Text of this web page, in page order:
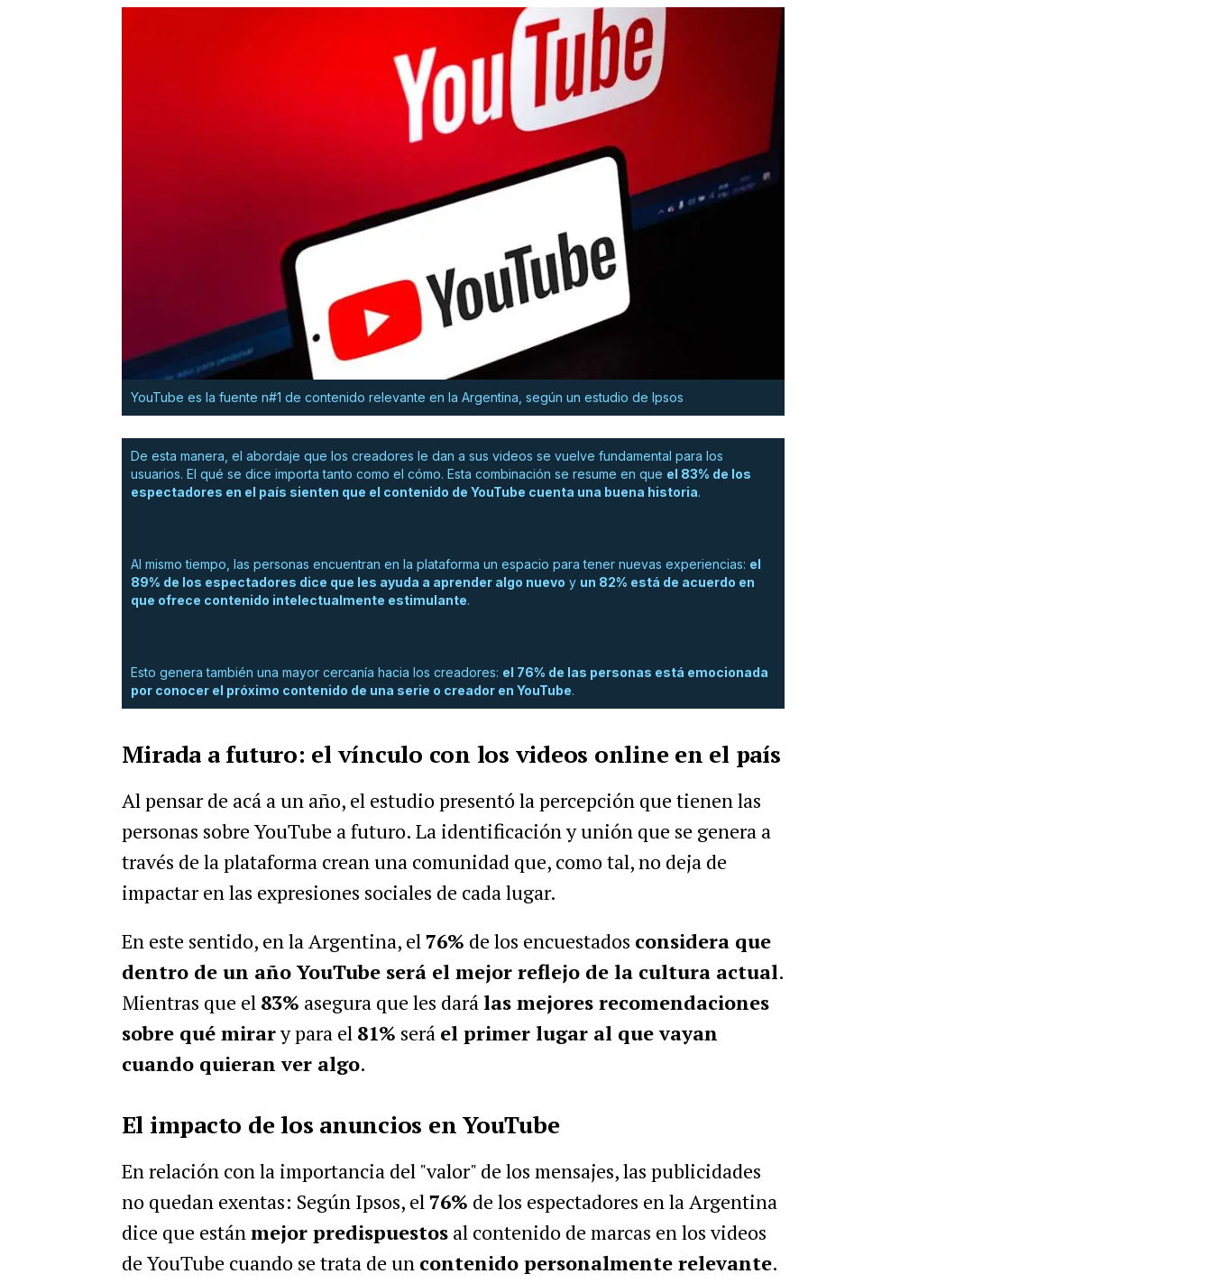
YouTube es la fuente n#1 de contenido relevante en la Argentina, según un estudio de Ipsos
De esta manera, el abordaje que los creadores le dan a sus videos se vuelve fundamental para los
usuarios. El qué se dice importa tanto como el cómo. Esta combinación se resume en que el 83% de los
espectadores en el país sienten que el contenido de YouTube cuenta una buena historia.
Al mismo tiempo, las personas encuentran en la plataforma un espacio para tener nuevas experiencias: el
89% de los espectadores dice que les ayuda a aprender algo nuevo y un 82% está de acuerdo en
que ofrece contenido intelectualmente estimulante.
Esto genera también una mayor cercanía hacia los creadores: el 76% de las personas está emocionada
por conocer el próximo contenido de una serie o creador en YouTube.
Mirada a futuro: el vínculo con los videos online en el país
Al pensar de acá a un año, el estudio presentó la percepción que tienen las
personas sobre YouTube a futuro. La identificación y unión que se genera a
través de la plataforma crean una comunidad que, como tal, no deja de
impactar en las expresiones sociales de cada lugar.
En este sentido, en la Argentina, el76% de los encuestados considera que
dentro de un año YouTube será el mejor reflejo de la cultura actual.
Mientras que el 83% asegura que les darálas mejores recomendaciones
sobre qué mirary para el 81% será el primer lugar al que vayan
cuando quieran ver algo.
El impacto de los anuncios en YouTube
En relación con la importancia del "valor" de los mensajes, las publicidades
no quedan exentas: Según Ipsos, el76% de los espectadores en la Argentina
dice que estánmejor predispuestosal contenido de marcas en los videos
de YouTube cuando se trata de un contenido personalmente relevante.